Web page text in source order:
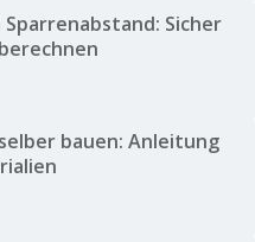
Sparrenabstand: Sicher
bauen: Anleitung